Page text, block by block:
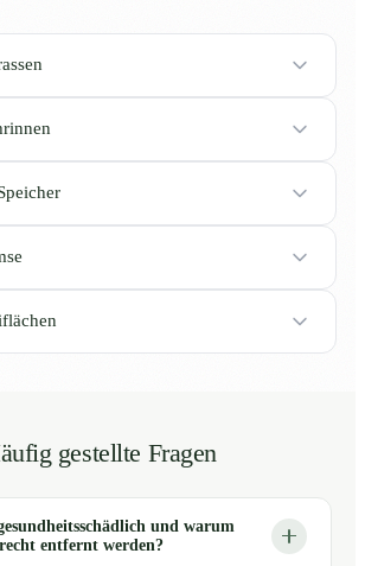
gestellte Fragen
und warum
entfernt werden?